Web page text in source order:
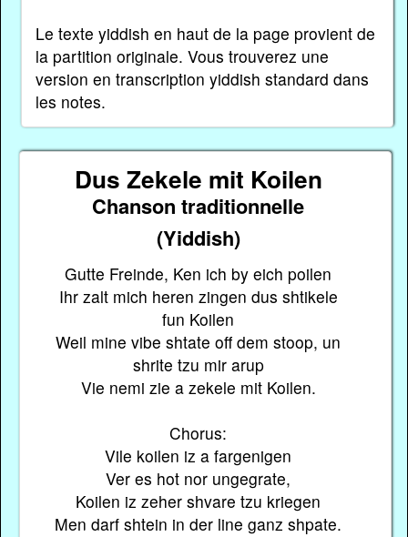
Le texte yiddish en haut de la page provient de
la partition originale. Vous trouverez une
version en transcription yiddish standard dans
les notes.
Dus Zekele mit Koilen
Chanson traditionnelle
(Yiddish)
Gutte Freinde, Ken ich by eich poilen
Ihr zalt mich heren zingen dus shtikele
fun Koilen
Weil mine vibe shtate off dem stoop, un
shrite tzu mir arup
Vie nemi zie a zekele mit Koilen.
Chorus:
Vile koilen iz a fargenigen
Ver es hot nor ungegrate,
Koilen iz zeher shvare tzu kriegen
Men darf shtein in der line ganz shpate.